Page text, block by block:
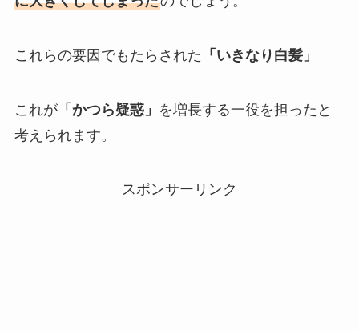
これらの要因でもたらされた 「いきなり白髪」
これが「かつら疑惑」 を増長する一役を担ったと
考えられます。
スポンサーリンク